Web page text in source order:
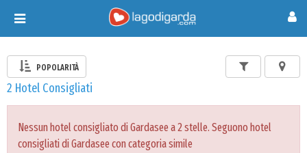
Toggle
navigation
POPOLARITÀ
2 Hotel Consigliati
Nessun hotel consigliato di Gardasee a 2 stelle. Seguono hotel
consigliati di Gardasee con categoria simile